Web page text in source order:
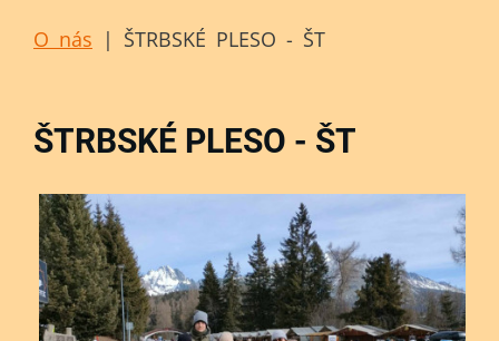
O nás | ŠTRBSKÉ PLESO - ŠT
ŠTRBSKÉ PLESO - ŠT